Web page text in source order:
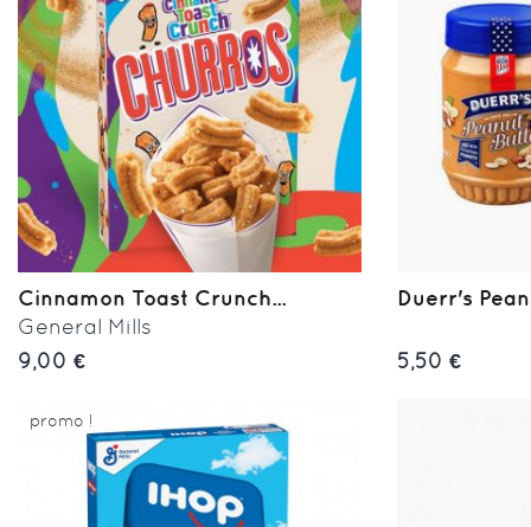
Cinnamon Toast Crunch...
General Mills
9,00 €
Duerr's
5,50 €
promo !